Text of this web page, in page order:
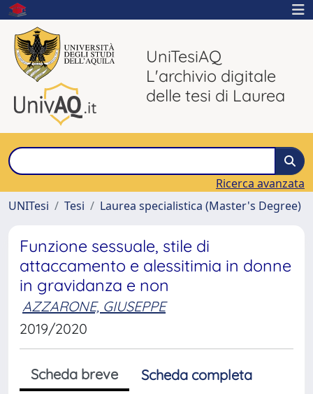
UniTesiAQ
L'archivio digitale
delle tesi di Laurea
Ricerca avanzata
UNITesi
Tesi Laurea specialistica (Master's Degree)
Funzione sessuale, stile di
attaccamento e alessitimia in donne
in gravidanza e non
AZZARONE, GIUSEPPE
2019/2020
Scheda breve
Scheda completa